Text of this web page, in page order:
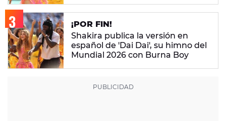
¡POR FIN!
Shakira publica la versión en
español de 'Dai Dai', su himno del
Mundial 2026 con Burna Boy